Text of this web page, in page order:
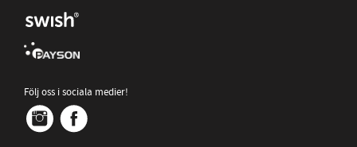
Följ oss i sociala medier!